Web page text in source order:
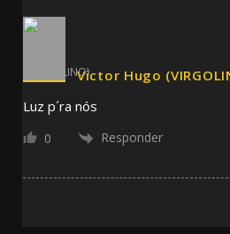
Victor Hugo
Luz p´ra nós
0 Responder